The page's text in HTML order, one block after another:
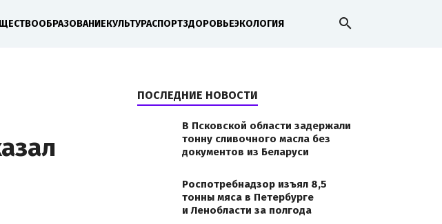
ОБРАЗОВАНИЕКУЛЬТУРАСПОРТЗДОРОВЬЕЭКОЛОГИЯ search
ПОСЛЕДНИЕ НОВОСТИ
В Псковской области задержали
тонну сливочного масла без
документов из Беларуси
Роспотребнадзор изъял 8,5
тонны мяса в Петербурге
и Ленобласти за полгода